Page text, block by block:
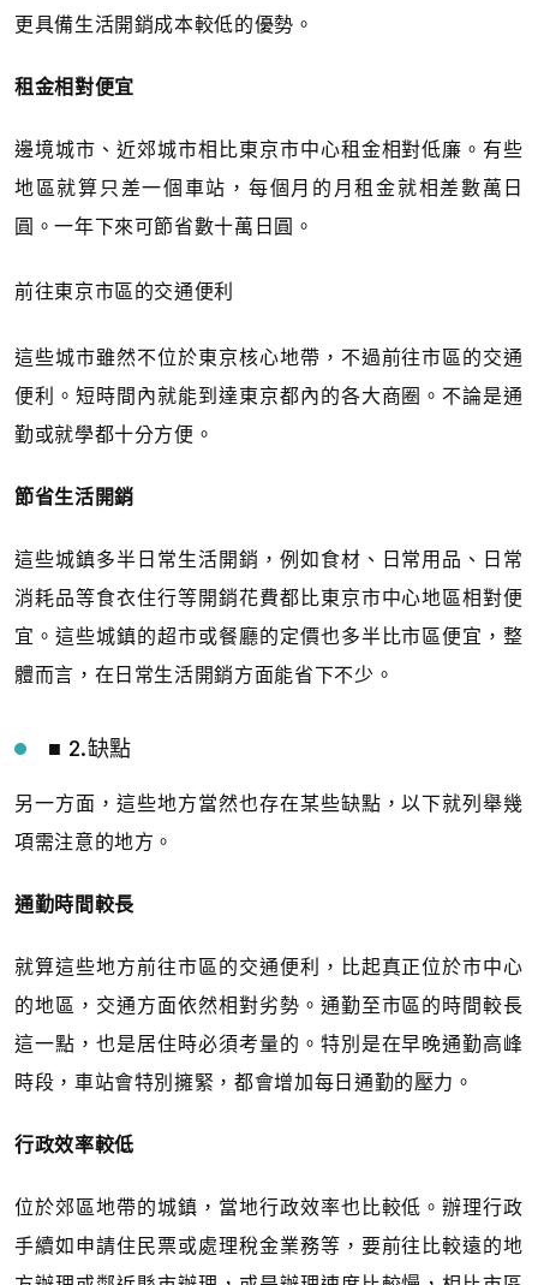
更具備生活開銷成本較低的優勢。
租金相對便宜
邊境城市、近郊城市相比東京市中心租金相對低廉。有些
地區就算只差一個車站，每個月的月租金就相差數萬日
圓。一年下來可節省數十萬日圓。
前往東京市區的交通便利
這些城市雖然不位於東京核心地帶，不過前往市區的交通
便利。短時間內就能到達東京都內的各大商圈。不論是通
勤或就學都十分方便。
節省生活開銷
這些城鎮多半日常生活開銷，例如食材、日常用品、日常
消耗品等食衣住行等開銷花費都比東京市中心地區相對便
宜。這些城鎮的超市或餐廳的定價也多半比市區便宜，整
體而言，在日常生活開銷方面能省下不少。
■ 2.缺點
另一方面，這些地方當然也存在某些缺點，以下就列舉幾
項需注意的地方。
通勤時間較長
就算這些地方前往市區的交通便利，比起真正位於市中心
的地區，交通方面依然相對劣勢。通勤至市區的時間較長
這一點，也是居住時必須考量的。特別是在早晚通勤高峰
時段，車站會特別擁緊，都會增加每日通勤的壓力。
行政效率較低
位於郊區地帶的城鎮，當地行政效率也比較低。辦理行政
手續如申請住民票或處理稅金業務等，要前往比較遠的地